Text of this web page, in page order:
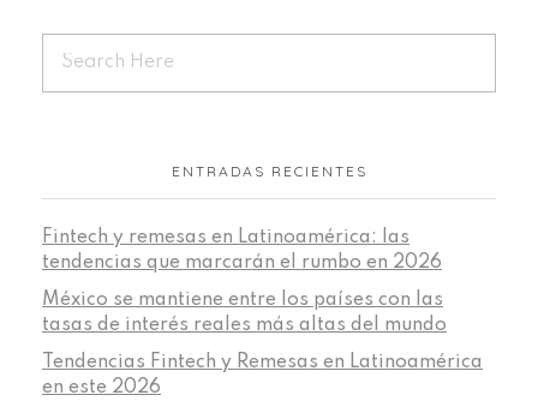
ENTRADAS RECIENTES
Fintech y remesas en Latinoamérica: las
tendencias que marcarán el rumbo en 2026
México se mantiene entre los países con las
tasas de interés reales más altas del mundo
Tendencias Fintech y Remesas en Latinoamérica
en este 2026